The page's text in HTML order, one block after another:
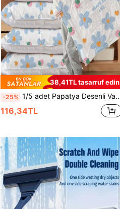
38,41TL tasarruf edin
-25% 1/5 adet Papatya Desenli Vakumlu Saklama Poşeti - Yorganlar, Yastıklar, Battaniyeler, Nevresimler ve Giysiler İçin Yer Tasarrufu Sağlayan Saklama Poşetleri. Sızdırmaz Poşetler %80 Yer Tasarrufu Sağlar - Pratik ve Yüksek Kapasiteli Ev Eşyası Saklama Çözümü.
116,34TL